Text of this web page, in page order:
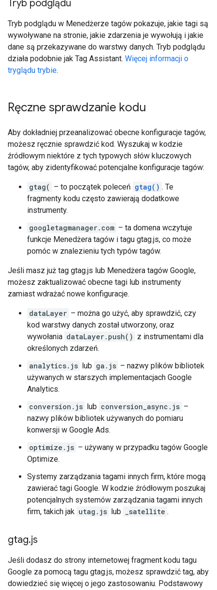
Tryb podglądu
Tryb podglądu w Menedżerze tagów pokazuje, jakie tagi są
wywoływane na stronie, jakie zdarzenia je wywołują i jakie
dane są przekazywane do warstwy danych. Tryb podglądu
działa podobnie jak Tag Assistant. Więcej informacji o
tryglądu trybie.
Ręczne sprawdzanie kodu
Aby dokładniej przeanalizować obecne konfiguracje tagów,
możesz ręcznie sprawdzić kod. Wyszukaj w kodzie
źródłowym niektóre z tych typowych słów kluczowych
tagów, aby zidentyfikować potencjalne konfiguracje tagów:
gtag( – to początek poleceń gtag() . Te
fragmenty kodu często zawierają dodatkowe
instrumenty.
googletagmanager.com – ta domena wczytuje
funkcje Menedżera tagów i tagu gtag.js, co może
pomóc w znalezieniu tych typów tagów.
Jeśli masz już tag gtag.js lub Menedżera tagów Google,
możesz zaktualizować obecne tagi lub instrumenty
zamiast wdrażać nowe konfiguracje.
dataLayer – można go użyć, aby sprawdzić, czy
kod warstwy danych został utworzony, oraz
wywołania dataLayer.push() z instrumentami dla
określonych zdarzeń.
analytics.js lub ga.js – nazwy plików bibliotek
używanych w starszych implementacjach Google
Analytics.
conversion.js lub conversion_async.js –
nazwy plików bibliotek używanych do pomiaru
konwersji w Google Ads.
optimize.js – używany w przypadku tagów Google
Optimize.
Systemy zarządzania tagami innych firm, które mogą
zawierać tagi Google. W kodzie źródłowym poszukaj
potencjalnych systemów zarządzania tagami innych
firm, takich jak utag.js lub _satellite .
gtag.js
Jeśli dodasz do strony internetowej fragment kodu tagu
Google za pomocą tagu gtag.js, możesz sprawdzić tag, aby
dowiedzieć się więcej o jego zastosowaniu. Podstawowy